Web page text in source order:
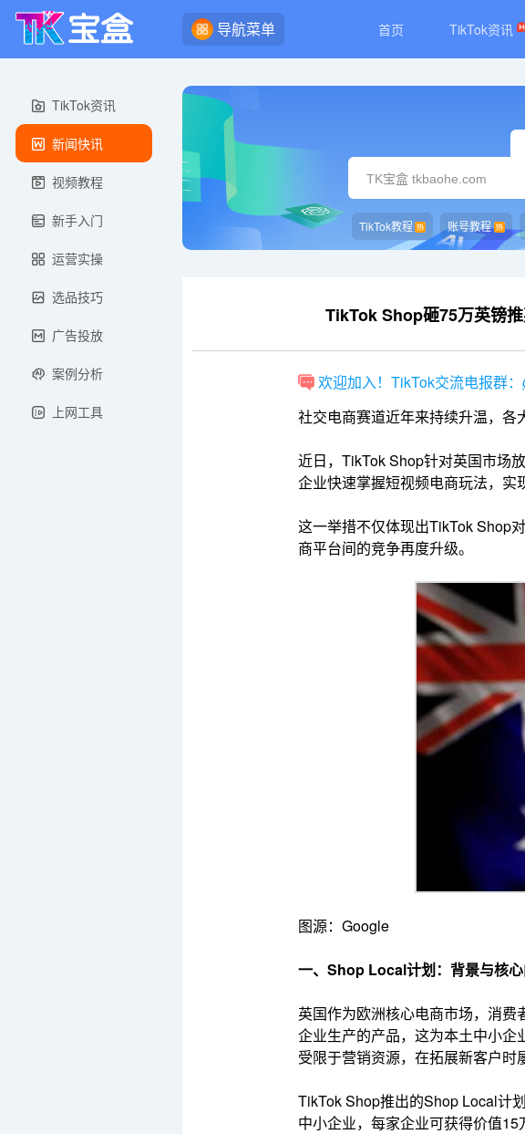
导航菜单 首页 TikTok资讯
TikTok教程 账号教程
TikTok Shop砸75万英镑
欢迎加入！TikTok交流电报群：
社交电商赛道近年来持续升温，各
近日，TikTok Shop针对英国市场
企业快速掌握短视频电商玩法，实
这一举措不仅体现出TikTok Shop
商平台间的竞争再度升级。
图源：Google
一、Shop Local计划：背景与核
英国作为欧洲核心电商市场，消
企业生产的产品，这为本土中小
受限于营销资源，在拓展新客户时
TikTok Shop推出的Shop Local计
中小企业，每家企业可获得价值15
TikTok资讯
新闻快讯
视频教程
新手入门
运营实操
选品技巧
广告投放
案例分析
上网工具